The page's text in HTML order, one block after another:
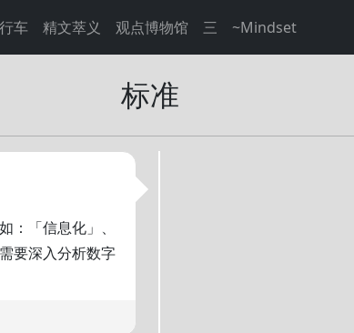
车 精文萃义 观点博物馆 三 ~Mindset
标准
：「信息化」、
要深入分析数字